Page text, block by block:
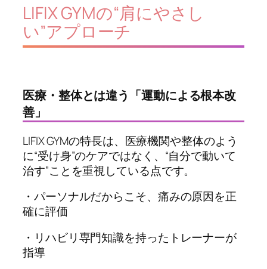
LIFIX GYMの“肩にやさし
い”アプローチ
医療・整体とは違う「運動による根本改
善」
LIFIX GYMの特長は、医療機関や整体のよう
に“受け身”のケアではなく、“自分で動いて
治す”ことを重視している点です。
・パーソナルだからこそ、痛みの原因を正
確に評価
・リハビリ専門知識を持ったトレーナーが
指導